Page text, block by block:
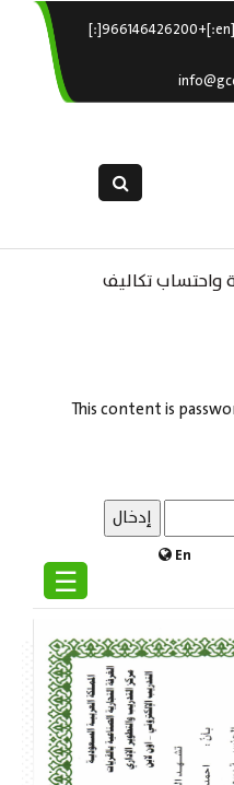
En
☰
تكاليف
This content is